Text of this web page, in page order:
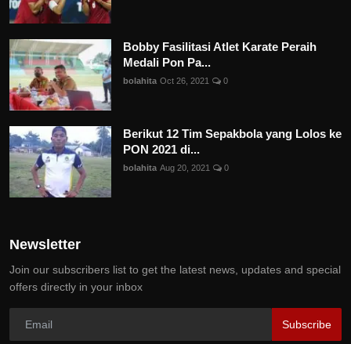
Bobby Fasilitasi Atlet Karate Peraih
Medali Pon Pa...
bolahita Oct 26, 2021 0
Berikut 12 Tim Sepakbola yang Lolos ke
PON 2021 di...
bolahita Aug 20, 2021 0
Newsletter
Join our subscribers list to get the latest news, updates and special
offers directly in your inbox
Subscribe